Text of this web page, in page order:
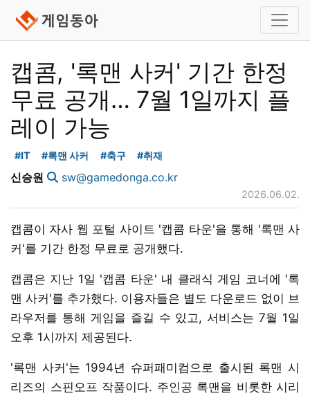
캡콤, '록맨 사커' 기간 한정
무료 공개… 7월 1일까지 플
레이 가능
#IT #록맨 사커 #축구 #취재
신승원 sw@gamedonga.co.kr
2026.06.02.
캡콤이 자사 웹 포털 사이트 '캡콤 타운'을 통해 '록맨 사
커'를 기간 한정 무료로 공개했다.
캡콤은 지난 1일 '캡콤 타운' 내 클래식 게임 코너에 '록
맨 사커'를 추가했다. 이용자들은 별도 다운로드 없이 브
라우저를 통해 게임을 즐길 수 있고, 서비스는 7월 1일
오후 1시까지 제공된다.
'록맨 사커'는 1994년 슈퍼패미컴으로 출시된 록맨 시
리즈의 스핀오프 작품이다. 주인공 록맨을 비롯한 시리